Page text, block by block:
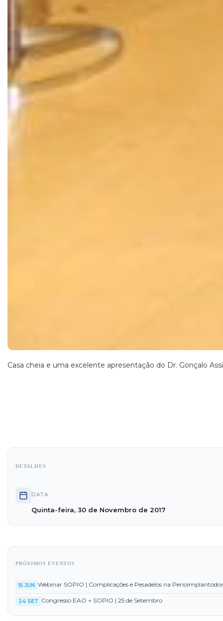
Casa cheia e uma excelente apresentação do Dr. Gonçalo
DETALHES
DATA
Quinta-feira, 30 de Novembro de 2017
PRÓXIMOS EVENTOS
15 JUN Webinar SOPIO | Complicações e Pesadelos na
24 SET Congresso EAO + SOPIO | 25 de Setembro